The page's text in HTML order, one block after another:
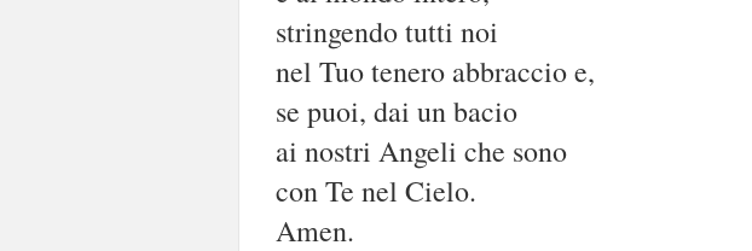
stringendo tutti noi
nel Tuo tenero abbraccio e,
se puoi, dai un bacio
ai nostri Angeli che sono
con Te nel Cielo.
Amen.